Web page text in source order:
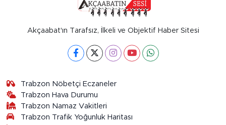
Akçaabat'ın Tarafsız, İlkeli ve Objektif Haber Sitesi
Trabzon Nöbetçi Eczaneler
Trabzon Hava Durumu
Trabzon Namaz Vakitleri
Trabzon Trafik Yoğunluk Haritası